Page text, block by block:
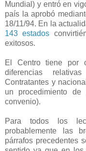
Mundial) y entró en
país la aprobó
18/11/94. En la
143 estados
exitosos.
El Centro tiene por
diferencias
Contratantes y
un procedimiento
convenio).
Para todos los
probablemente las
párrafos precedentes